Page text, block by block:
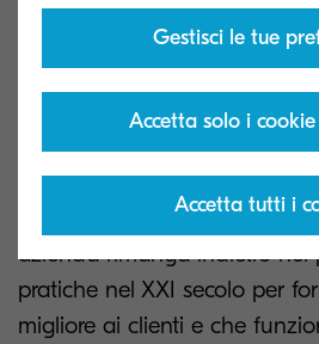
preavviso sufficiente a
certificazioni siano
alle normative e alla
Con un numero sempre
settore che entra nei propri
trasformazione digitale, è
azienda rimanga indietro nel
pratiche nel XXI secolo per
migliore ai clienti e che
Gestisci le tue
Accetta solo i cookie
Accetta tutti i